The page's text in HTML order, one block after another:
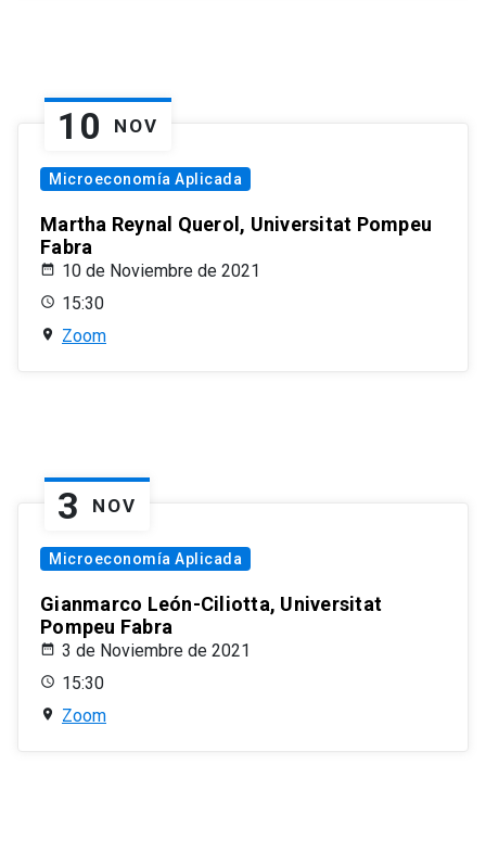
10 NOV
Microeconomía Aplicada
Martha Reynal Querol, Universitat Pompeu
Fabra
10 de Noviembre de 2021
15:30
Zoom
3 NOV
Microeconomía Aplicada
Gianmarco León-Ciliotta, Universitat
Pompeu Fabra
3 de Noviembre de 2021
15:30
Zoom